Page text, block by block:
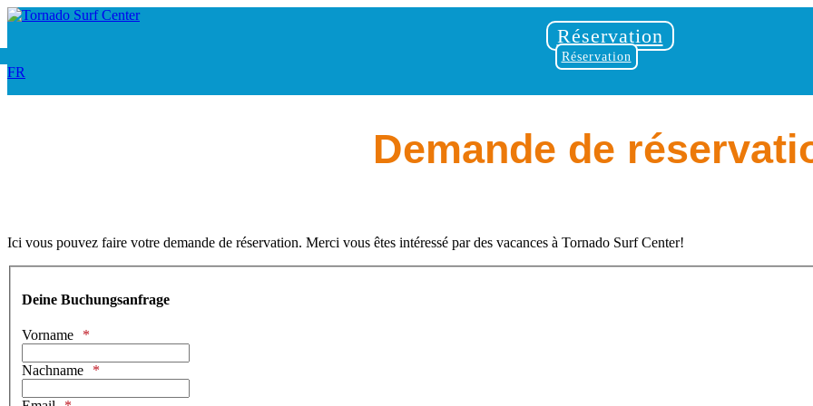
Réservation
Réservation
FR
Demande de
Ici vous pouvez faire votre demande de réservation. Merci vous êtes intéressé par des vacances à Tornado Surf Center!
Deine Buchungsanfrage
Vorname
Nachname